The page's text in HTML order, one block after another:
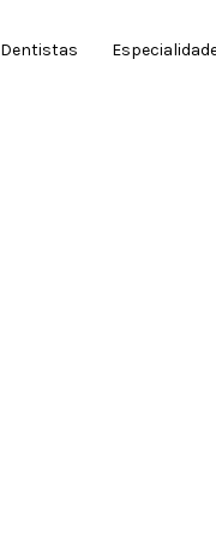
Dentistas